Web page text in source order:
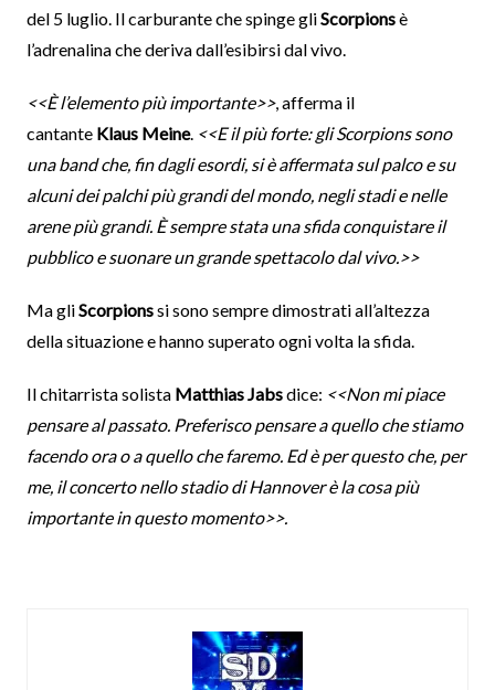
del 5 luglio. Il carburante che spinge gliScorpionsè
l’adrenalina che deriva dall’esibirsi dal vivo.
<<È l’elemento più importante>>, afferma il
cantante Klaus Meine. <<E il più forte: gli Scorpions sono
una band che, fin dagli esordi, si è affermata sul palco e su
alcuni dei palchi più grandi del mondo, negli stadi e nelle
arene più grandi. È sempre stata una sfida conquistare il
pubblico e suonare un grande spettacolo dal vivo.>>
Ma gliScorpionssi sono sempre dimostrati all’altezza
della situazione e hanno superato ogni volta la sfida.
Il chitarrista solista Matthias Jabsdice: <<Non mi piace
pensare al passato. Preferisco pensare a quello che stiamo
facendo ora o a quello che faremo. Ed è per questo che, per
me, il concerto nello stadio di Hannover è la cosa più
importante in questo momento>>.